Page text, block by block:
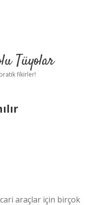
Tüyolar
fikirler!
araçlar için birçok